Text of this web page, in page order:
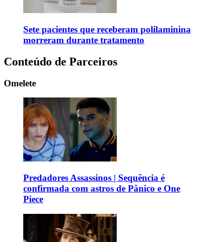
Sete pacientes que receberam polilaminina
morreram durante tratamento
Conteúdo de Parceiros
Omelete
Predadores Assassinos | Sequência é
confirmada com astros de Pânico e One
Piece